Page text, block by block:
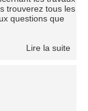
trouverez tous les
questions que
Lire la suite